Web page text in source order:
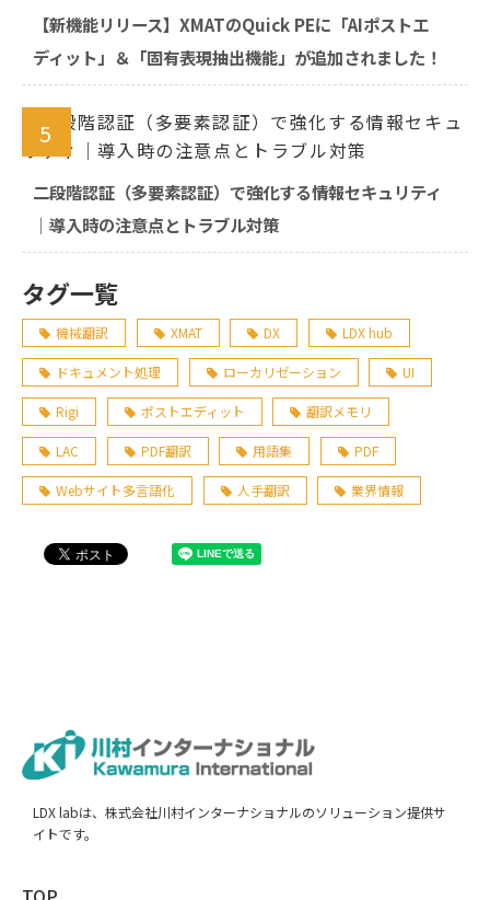
【新機能リリース】XMATのQuick PEに「AIポストエ
ディット」＆「固有表現抽出機能」が追加されました！
5
二段階認証（多要素認証）で強化する情報セキュリティ
｜導入時の注意点とトラブル対策
タグ一覧
機械翻訳 XMAT DX LDX hub
ドキュメント処理 ローカリゼーション UI
Rigi ポストエディット 翻訳メモリ
LAC PDF翻訳 用語集 PDF
Webサイト多言語化 人手翻訳 業界情報
LDX labは、株式会社川村インターナショナルのソリューション提供サ
イトです。